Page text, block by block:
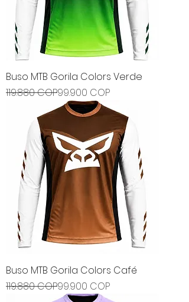
Buso MTB Gorila Colors Verde
Precio
119.880 COP
Precio de oferta99.900 COP
Buso MTB Gorila Colors Café
Precio
119.880 COP
Precio de oferta99.900 COP